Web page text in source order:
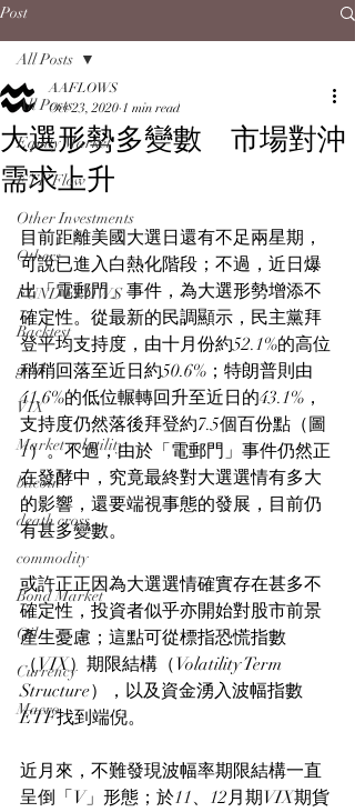
Post
All Posts
Equity Market
ETF Flow
Other Investments
Others
FUND FLOWS
Backtest
gold
VIX
Market volatility
bitcoin
death cross
commodity
Bond Market
Oil
Currency
Macro
All Posts
大選形勢多變數 市場對沖
需求上升
AAFLOWS
Oct 23, 2020 1 min read
目前距離美國大選日還有不足兩星期，
可說已進入白熱化階段；不過，近日爆
出「電郵門」事件，為大選形勢增添不
確定性。從最新的民調顯示，民主黨拜
登平均支持度，由十月份約52.1%的高位
稍稍回落至近日約50.6%；特朗普則由
41.6%的低位輾轉回升至近日的43.1%，
支持度仍然落後拜登約7.5個百份點（圖
1）。不過，由於「電郵門」事件仍然正
在發酵中，究竟最終對大選選情有多大
的影響，還要端視事態的發展，目前仍
有甚多變數。
或許正正因為大選選情確實存在甚多不
確定性，投資者似乎亦開始對股市前景
產生憂慮；這點可從標指恐慌指數
（VIX）期限結構（Volatility Term
Structure），以及資金湧入波幅指數
ETF找到端倪。
近月來，不難發現波幅率期限結構一直
呈倒「V」形態；於11、12月期VIX期貨